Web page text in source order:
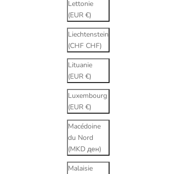
Lettonie
(EUR €)
Liechtenstein
(CHF CHF)
Lituanie
(EUR €)
Luxembourg
(EUR €)
Macédoine
du Nord
(MKD ден)
Malaisie